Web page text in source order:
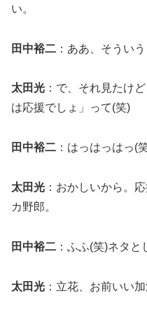
い。
田中裕二 ：ああ、そういう
太田光 ：で、それ見たけ
は応援でしょ」って(笑)
田中裕二 ：はっはっはっ(
太田光 ：おかしいから。
カ野郎。
田中裕二 ：ふふ(笑)ネタと
太田光 ：立花、お前いい